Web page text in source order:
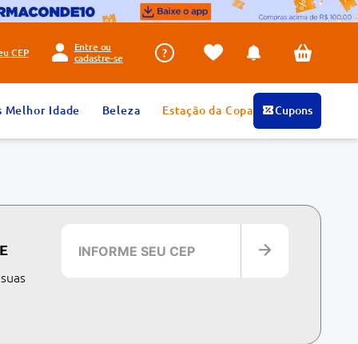
CEP
Entre ou
cadastre-se
Melhor Idade Beleza Estação da Copa Cupons